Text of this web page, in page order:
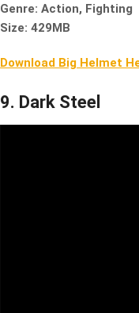
Genre: Action, Fighting
Size: 429MB
Download Big Helmet
9. Dark Steel